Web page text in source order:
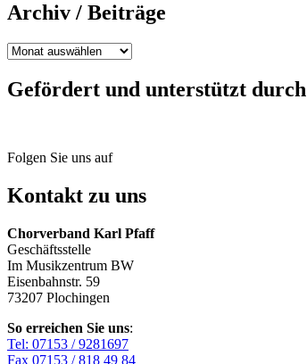
Archiv / Beiträge
Archiv
Beiträge
Gefördert und unterstützt durch
Folgen Sie uns auf
Kontakt zu uns
Chorverband Karl Pfaff
Geschäftsstelle
Im Musikzentrum BW
Eisenbahnstr. 59
73207 Plochingen
So erreichen Sie uns:
Tel: 07153 / 9281697
Fax 07153 / 818 49 84